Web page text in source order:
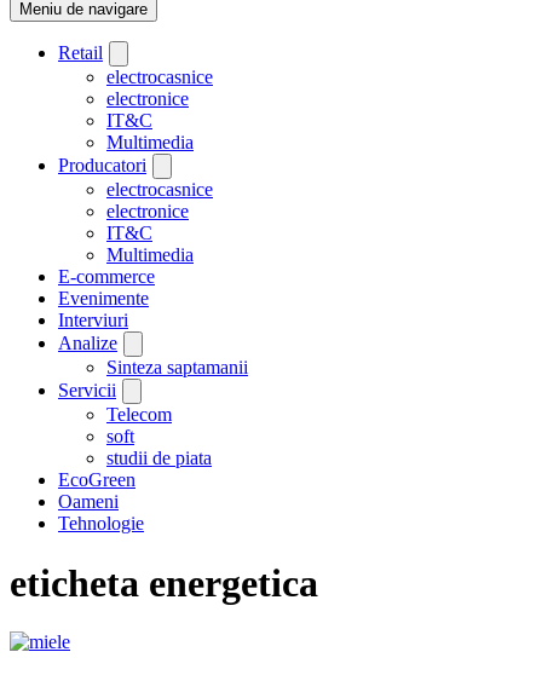
Meniu de navigare
Retail
electrocasnice
electronice
IT&C
Multimedia
Producatori
electrocasnice
electronice
IT&C
Multimedia
E-commerce
Evenimente
Interviuri
Analize
Sinteza saptamanii
Servicii
Telecom
soft
studii de piata
EcoGreen
Oameni
Tehnologie
eticheta energetica